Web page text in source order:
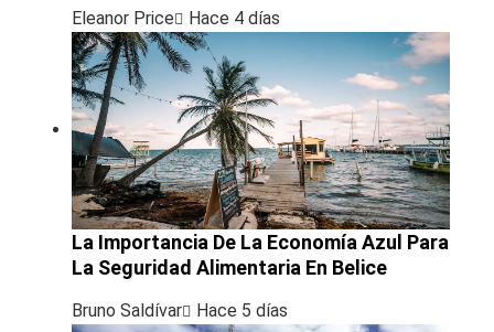
Eleanor Price Hace 4 días
La Importancia De La Economía Azul Para
La Seguridad Alimentaria En Belice
Bruno Saldívar Hace 5 días